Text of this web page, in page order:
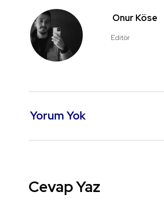
Onur Köse
Editör
Yorum Yok
Cevap Yaz